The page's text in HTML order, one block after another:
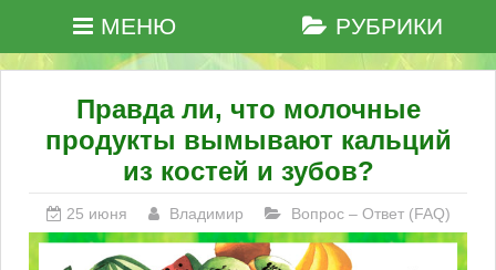
МЕНЮ РУБРИКИ
Правда ли, что молочные
продукты вымывают кальций
из костей и зубов?
25 июня Владимир Вопрос – Ответ (FAQ)